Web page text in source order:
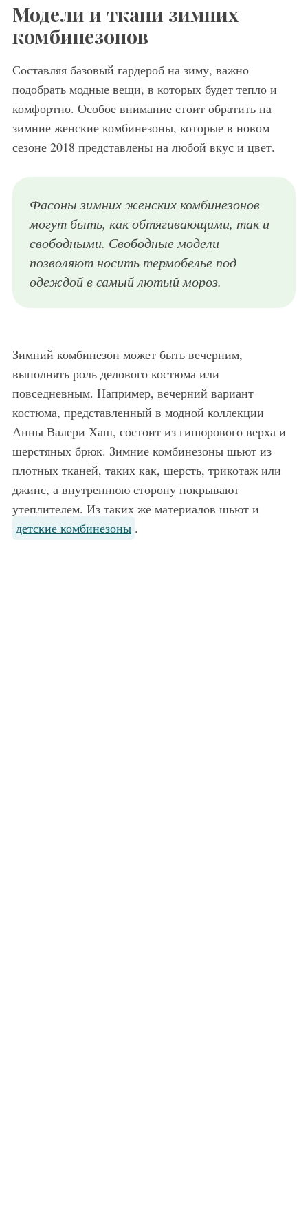
Модели и ткани зимних
комбинезонов
Составляя базовый гардероб на зиму, важно
подобрать модные вещи, в которых будет тепло и
комфортно. Особое внимание стоит обратить на
зимние женские комбинезоны, которые в новом
сезоне 2018 представлены на любой вкус и цвет.
Фасоны зимних женских комбинезонов
могут быть, как обтягивающими, так и
свободными. Свободные модели
позволяют носить термобелье под
одеждой в самый лютый мороз.
Зимний комбинезон может быть вечерним,
выполнять роль делового костюма или
повседневным. Например, вечерний вариант
костюма, представленный в модной коллекции
Анны Валери Хаш, состоит из гипюрового верха и
шерстяных брюк. Зимние комбинезоны шьют из
плотных тканей, таких как, шерсть, трикотаж или
джинс, а внутреннюю сторону покрывают
утеплителем. Из таких же материалов шьют и
детские комбинезоны .